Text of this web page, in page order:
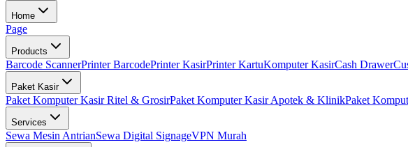
Home
Page
Products
Barcode ScannerPrinter BarcodePrinter KasirPrinter KartuKomputer KasirCash Drawer
Paket Kasir
Paket Komputer Kasir Ritel & GrosirPaket Komputer Kasir Apotek & KlinikPaket
Services
Sewa Mesin AntrianSewa Digital SignageVPN Murah